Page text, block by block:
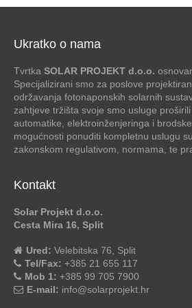
Ukratko o nama
Tvrtka SOLAR PROJEKT d.o.o.
Specijalizirani smo za poslove
održavanja fotonaponskih solarnih
zahtjeve tržišta svoje smo usluge
automatike, elektroinženjeringa i
mogućnosti ponuditi kompletnu uslugu
zakonskom regulativom, normama, te
Kontakt
Solar Projekt d.o.o.
Cesta Mira 16, Split
Ured: Velebitska 76, Split
Tel/Fax: +385 21 655 117
Mob 1: +385 99 705 7900
E-mail: info@solarprojekt.hr